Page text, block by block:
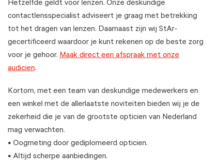
Hetzelfde geldt voor lenzen. Onze deskundige
contactlensspecialist adviseert je graag met betrekking
tot het dragen van lenzen. Daarnaast zijn wij StAr-
gecertificeerd waardoor je kunt rekenen op de beste zorg
voor je gehoor. Maak direct een afspraak met onze
audicien.
Kortom, met een team van deskundige medewerkers en
een winkel met de allerlaatste noviteiten bieden wij je de
zekerheid die je van de grootste opticien van Nederland
mag verwachten.
• Oogmeting door gediplomeerd opticien.
• Altijd scherpe aanbiedingen.